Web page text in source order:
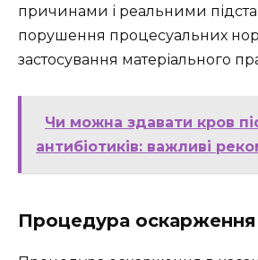
причинами і реальними
порушення процесуальних
застосування матеріального
Чи можна здавати кров
антибіотиків: важливі
Процедура оскарження